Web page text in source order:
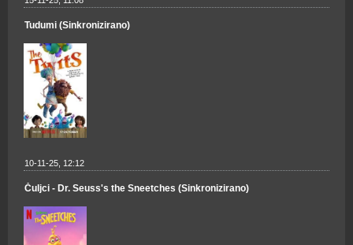
Tudumi (Sinkronizirano)
10-11-25, 12:12
Čuljci - Dr. Seuss's the Sneetches (Sinkronizirano)